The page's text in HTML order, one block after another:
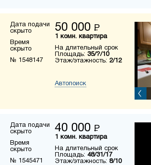
Дата подачи
скрыто
Время
скрыто
№ 1548147
50 000 Р
1 комн. квартира
На длительный срок
Площадь: 35/?/10
Этаж/этажность: 2/12
Автопоиск
Дата подачи
скрыто
Время
скрыто
№ 1545471
40 000 Р
1 комн. квартира
На длительный срок
Площадь: 48/31/17
Этаж/этажность: 8/10